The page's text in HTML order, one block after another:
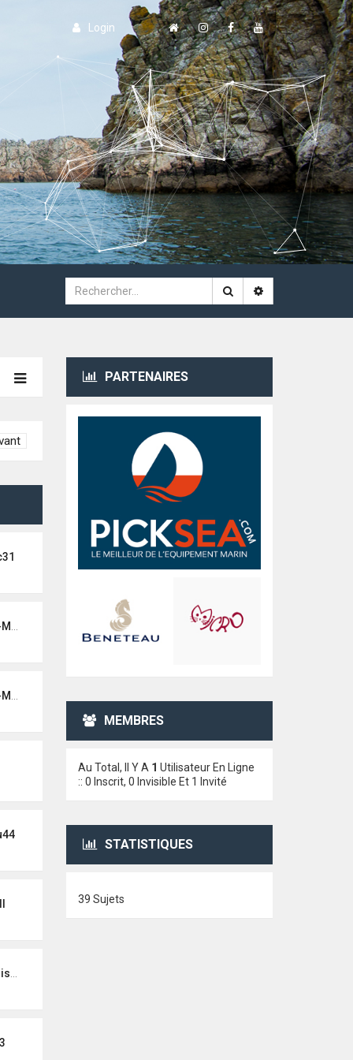
Login
PARTENAIRES
MEMBRES
Au Total, Il Y A 1 Utilisateur En Ligne
:: 0 Inscrit, 0 Invisible Et 1 Invité
STATISTIQUES
39 Sujets